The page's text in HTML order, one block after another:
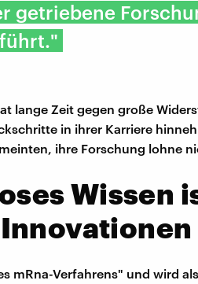
getriebene
lange Zeit gegen große
in ihrer Karriere
ihre Forschung lohne
Wissen
mRna-Verfahrens" und wird als